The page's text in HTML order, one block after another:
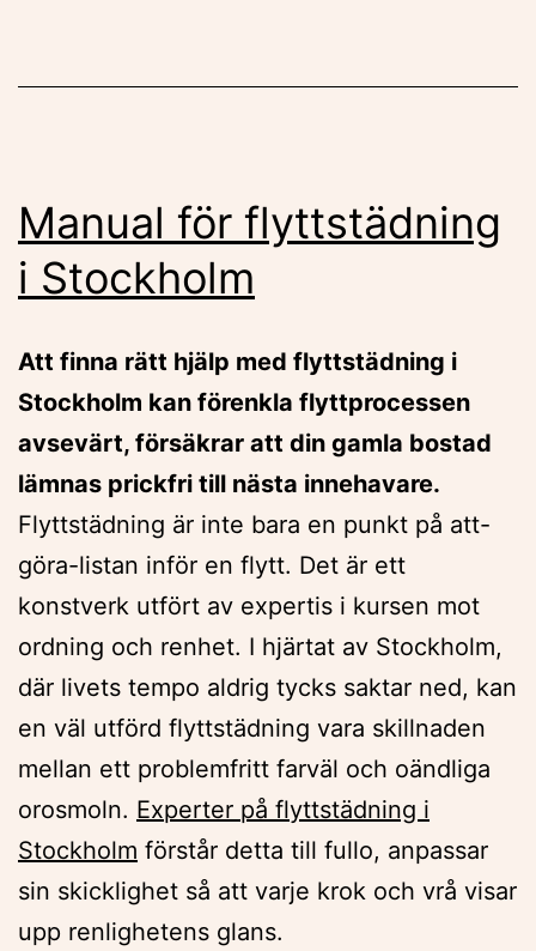
Manual för flyttstädning
i Stockholm
Att finna rätt hjälp med flyttstädning i
Stockholm kan förenkla flyttprocessen
avsevärt, försäkrar att din gamla bostad
lämnas prickfri till nästa innehavare.
Flyttstädning är inte bara en punkt på att-
göra-listan inför en flytt. Det är ett
konstverk utfört av expertis i kursen mot
ordning och renhet. I hjärtat av Stockholm,
där livets tempo aldrig tycks saktar ned, kan
en väl utförd flyttstädning vara skillnaden
mellan ett problemfritt farväl och oändliga
orosmoln. Experter på flyttstädning i
Stockholm förstår detta till fullo, anpassar
sin skicklighet så att varje krok och vrå visar
upp renlighetens glans.